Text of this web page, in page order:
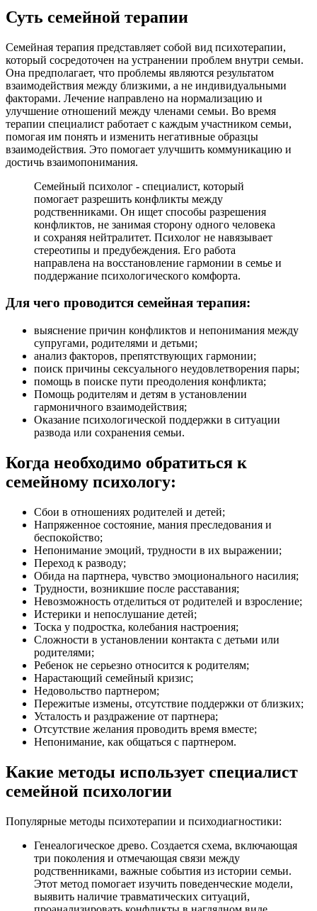
Суть семейной терапии
Семейная терапия представляет собой вид психотерапии,
который сосредоточен на устранении проблем внутри семьи.
Она предполагает, что проблемы являются результатом
взаимодействия между близкими, а не индивидуальными
факторами. Лечение направлено на нормализацию и
улучшение отношений между членами семьи. Во время
терапии специалист работает с каждым участником семьи,
помогая им понять и изменить негативные образцы
взаимодействия. Это помогает улучшить коммуникацию и
достичь взаимопонимания.
Семейный психолог - специалист, который
помогает разрешить конфликты между
родственниками. Он ищет способы разрешения
конфликтов, не занимая сторону одного человека
и сохраняя нейтралитет. Психолог не навязывает
стереотипы и предубеждения. Его работа
направлена на восстановление гармонии в семье и
поддержание психологического комфорта.
Для чего проводится семейная терапия:
выяснение причин конфликтов и непонимания между
супругами, родителями и детьми;
анализ факторов, препятствующих гармонии;
поиск причины сексуального неудовлетворения пары;
помощь в поиске пути преодоления конфликта;
Помощь родителям и детям в установлении
гармоничного взаимодействия;
Оказание психологической поддержки в ситуации
развода или сохранения семьи.
Когда необходимо обратиться к
семейному психологу:
Сбои в отношениях родителей и детей;
Напряженное состояние, мания преследования и
беспокойство;
Непонимание эмоций, трудности в их выражении;
Переход к разводу;
Обида на партнера, чувство эмоционального насилия;
Трудности, возникшие после расставания;
Невозможность отделиться от родителей и взросление;
Истерики и непослушание детей;
Тоска у подростка, колебания настроения;
Сложности в установлении контакта с детьми или
родителями;
Ребенок не серьезно относится к родителям;
Нарастающий семейный кризис;
Недовольство партнером;
Пережитые измены, отсутствие поддержки от близких;
Усталость и раздражение от партнера;
Отсутствие желания проводить время вместе;
Непонимание, как общаться с партнером.
Какие методы использует специалист
семейной психологии
Популярные методы психотерапии и психодиагностики:
Генеалогическое древо. Создается схема, включающая
три поколения и отмечающая связи между
родственниками, важные события из истории семьи.
Этот метод помогает изучить поведенческие модели,
выявить наличие травматических ситуаций,